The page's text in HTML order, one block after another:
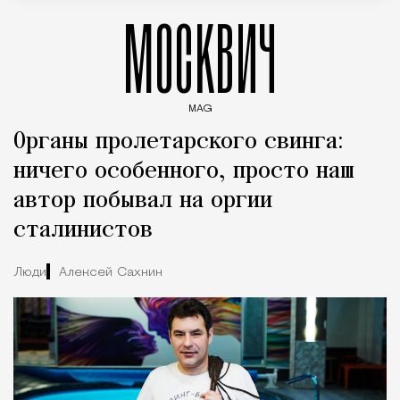
МОСКВИЧ
MAG
Органы пролетарского свинга:
ничего особенного, просто наш
автор побывал на оргии
сталинистов
Люди Алексей Сахнин